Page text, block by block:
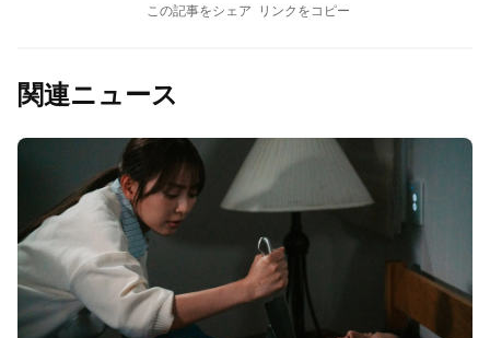
この記事をシェア リンクをコピー
関連ニュース